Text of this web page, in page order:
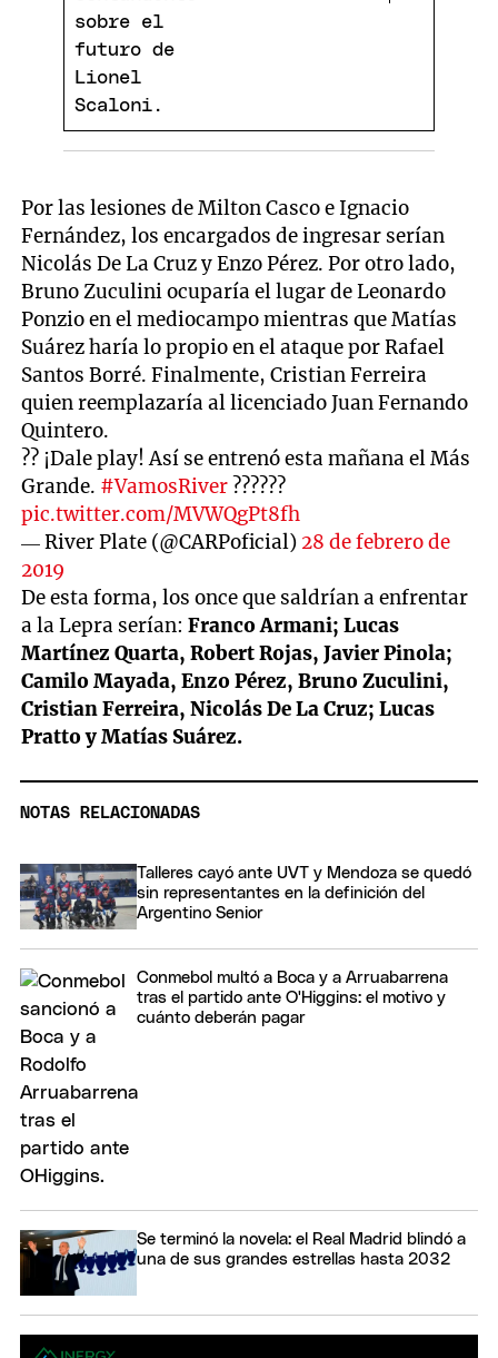
Por las lesiones de Milton Casco e Ignacio
Fernández, los encargados de ingresar serían
Nicolás De La Cruz y Enzo Pérez. Por otro lado,
Bruno Zuculini ocuparía el lugar de Leonardo
Ponzio en el mediocampo mientras que Matías
Suárez haría lo propio en el ataque por Rafael
Santos Borré. Finalmente, Cristian Ferreira
quien reemplazaría al licenciado Juan Fernando
Quintero.
?? ¡Dale play! Así se entrenó esta mañana el Más
Grande. #VamosRiver ??????
pic.twitter.com/MVWQgPt8fh
— River Plate (@CARPoficial) 28 de febrero de
2019
De esta forma, los once que saldrían a enfrentar
a la Lepra serían:Franco Armani; Lucas
Martínez Quarta, Robert Rojas, Javier Pinola;
Camilo Mayada, Enzo Pérez, Bruno Zuculini,
Cristian Ferreira, Nicolás De La Cruz; Lucas
Pratto y Matías Suárez.
NOTAS RELACIONADAS
Talleres cayó ante UVT y Mendoza se quedó
sin representantes en la definición del
Argentino Senior
Conmebol multó a Boca y a Arruabarrena
tras el partido ante O'Higgins: el motivo y
cuánto deberán pagar
Se terminó la novela: el Real Madrid blindó a
una de sus grandes estrellas hasta 2032